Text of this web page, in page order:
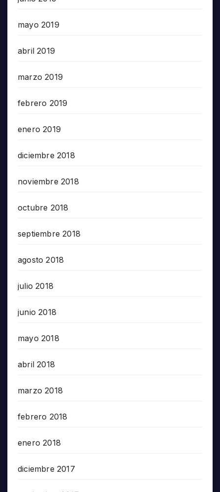
mayo 2019
abril 2019
marzo 2019
febrero 2019
enero 2019
diciembre 2018
noviembre 2018
octubre 2018
septiembre 2018
agosto 2018
julio 2018
junio 2018
mayo 2018
abril 2018
marzo 2018
febrero 2018
enero 2018
diciembre 2017